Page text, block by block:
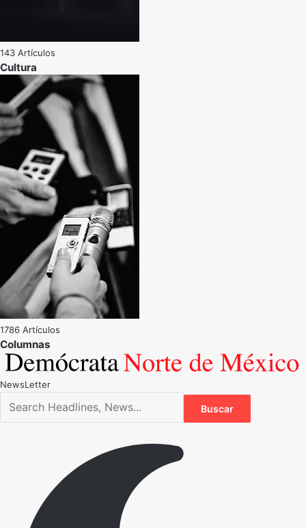
143 Artículos
Cultura
1786 Artículos
NewsLetter